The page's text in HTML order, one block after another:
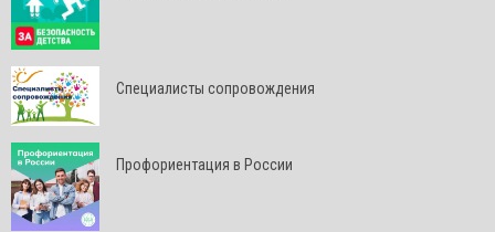
Специалисты сопровождения
Профориентация в России